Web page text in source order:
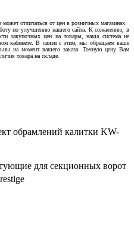
может отличаться от цен в розничных магазинах.
по улучшению нашего сайта. К сожалению, в
закупочных цен на товары, наша система не
кабинете. В связи с этим, мы обращаем ваше
на момент вашего заказа. Точную цену Вам
товара на складе.
обрамлений калитки KW-
для секционных ворот